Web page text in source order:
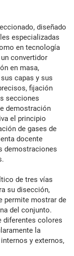
diseñado
especializadas
en tecnología
convertidor
en masa,
capas y sus
fijación
secciones
demostración
el principio
de gases de
docente
demostraciones
de tres vías
su disección,
permite mostrar de
del conjunto.
diferentes colores
la
y externos,